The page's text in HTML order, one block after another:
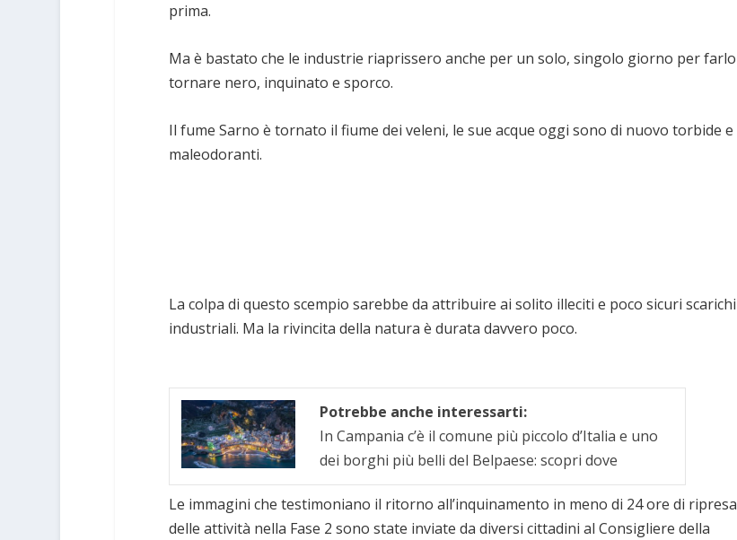
prima.
Ma è bastato che le industrie riaprissero anche per un solo, singolo giorno per farlo
tornare nero, inquinato e sporco.
Il fume Sarno è tornato il fiume dei veleni, le sue acque oggi sono di nuovo torbide e
maleodoranti.
La colpa di questo scempio sarebbe da attribuire ai solito illeciti e poco sicuri scarichi
industriali. Ma la rivincita della natura è durata davvero poco.
Potrebbe anche interessarti:
In Campania c’è il comune più piccolo d’Italia e uno
dei borghi più belli del Belpaese: scopri dove
Le immagini che testimoniano il ritorno all’inquinamento in meno di 24 ore di ripresa
delle attività nella Fase 2 sono state inviate da diversi cittadini al Consigliere della